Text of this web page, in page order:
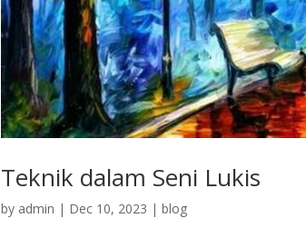
Teknik dalam Seni Lukis
by admin | Dec 10, 2023 | blog